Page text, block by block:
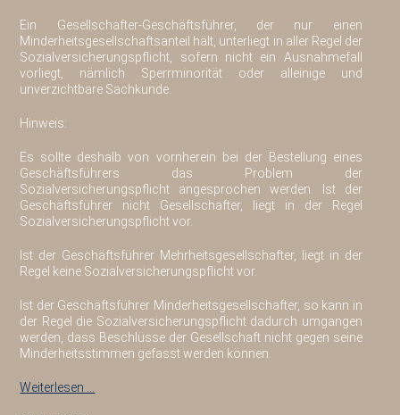
Ein Gesellschafter-Geschäftsführer, der nur einen
Minderheitsgesellschaftsanteil hält, unterliegt in aller Regel der
Sozialversicherungspflicht, sofern nicht ein Ausnahmefall
vorliegt, nämlich Sperrminorität oder alleinige und
unverzichtbare Sachkunde.
Hinweis:
Es sollte deshalb von vornherein bei der Bestellung eines
Geschäftsführers das Problem der
Sozialversicherungspflicht angesprochen werden. Ist der
Geschäftsführer nicht Gesellschafter, liegt in der Regel
Sozialversicherungspflicht vor.
Ist der Geschäftsführer Mehrheitsgesellschafter, liegt in der
Regel keine Sozialversicherungspflicht vor.
Ist der Geschäftsführer Minderheitsgesellschafter, so kann in
der Regel die Sozialversicherungspflicht dadurch umgangen
werden, dass Beschlüsse der Gesellschaft nicht gegen seine
Minderheitsstimmen gefasst werden können.
Weiterlesen …